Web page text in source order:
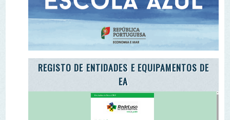
ADOTE A CARTA DA TERRA